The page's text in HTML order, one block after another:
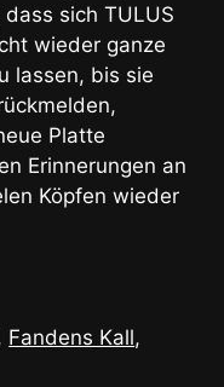
dass sich TULUS
wieder ganze
lassen, bis sie
Platte
Erinnerungen an
Köpfen wieder
Fandens Kall,